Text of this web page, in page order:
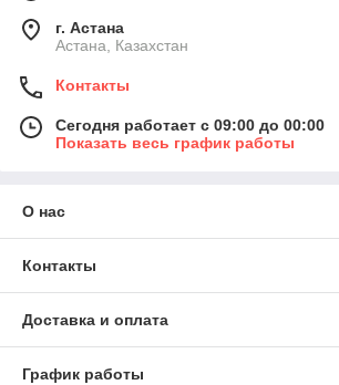
г. Астана
Астана, Казахстан
Контакты
Сегодня работает с 09:00 до 00:00
Показать весь график работы
О нас
Контакты
Доставка и оплата
График работы